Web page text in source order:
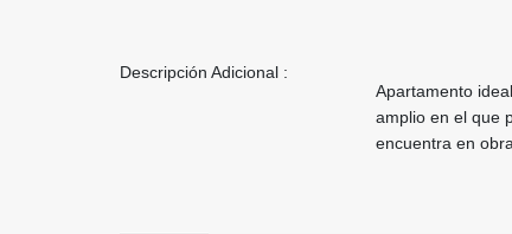
Descripción Adicional :
Apartamento
amplio en el que
encuentra en